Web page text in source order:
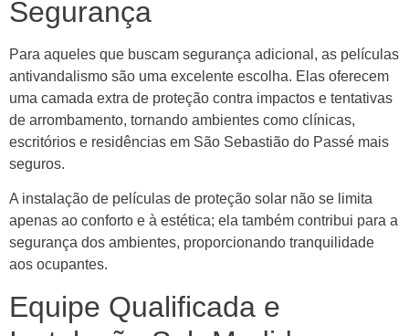
Segurança
Para aqueles que buscam segurança adicional, as películas
antivandalismo são uma excelente escolha. Elas oferecem
uma camada extra de proteção contra impactos e tentativas
de arrombamento, tornando ambientes como clínicas,
escritórios e residências em São Sebastião do Passé mais
seguros.
A instalação de películas de proteção solar não se limita
apenas ao conforto e à estética; ela também contribui para a
segurança dos ambientes, proporcionando tranquilidade
aos ocupantes.
Equipe Qualificada e